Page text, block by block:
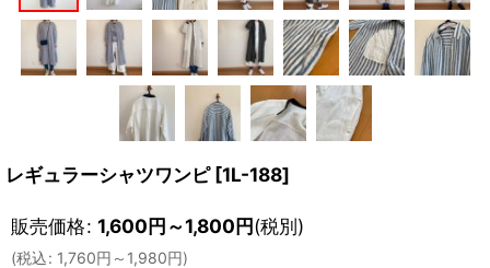
レギュラーシャツワンピ [1L-188]
販売価格: 1,600円～1,800円(税別)
(税込: 1,760円 ～1,980円)